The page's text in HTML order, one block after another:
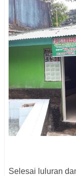
Selesai luluran